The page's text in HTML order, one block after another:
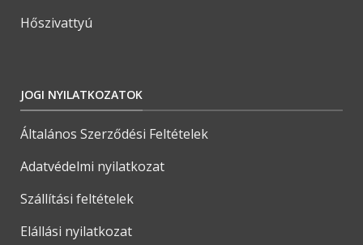
Hőszivattyú
JOGI NYILATKOZATOK
Általános Szerződési Feltételek
Adatvédelmi nyilatkozat
Szállítási feltételek
Elállási nyilatkozat